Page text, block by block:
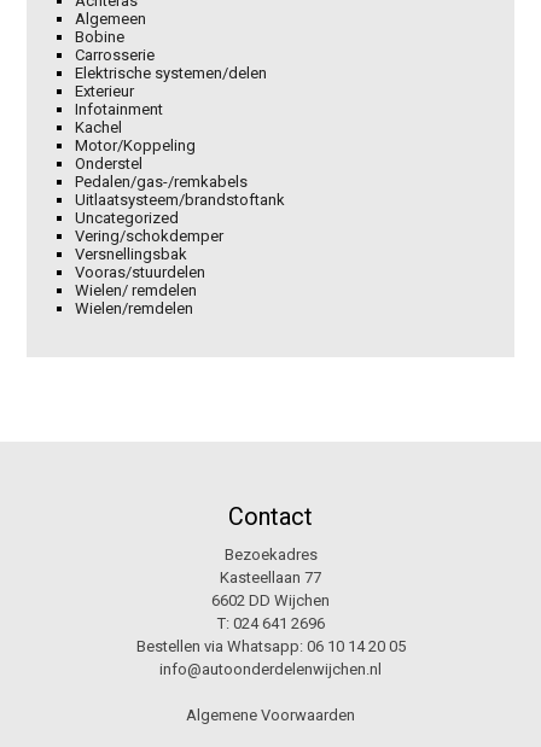
Algemeen
Bobine
Carrosserie
Elektrische systemen/delen
Exterieur
Infotainment
Kachel
Motor/Koppeling
Onderstel
Pedalen/gas-/remkabels
Uitlaatsysteem/brandstoftank
Uncategorized
Vering/schokdemper
Versnellingsbak
Vooras/stuurdelen
Wielen/ remdelen
Wielen/remdelen
Contact
Bezoekadres
Kasteellaan 77
6602 DD Wijchen
T: 024 641 2696
Bestellen via Whatsapp: 06 10 14 20 05
info@autoonderdelenwijchen.nl
Algemene Voorwaarden